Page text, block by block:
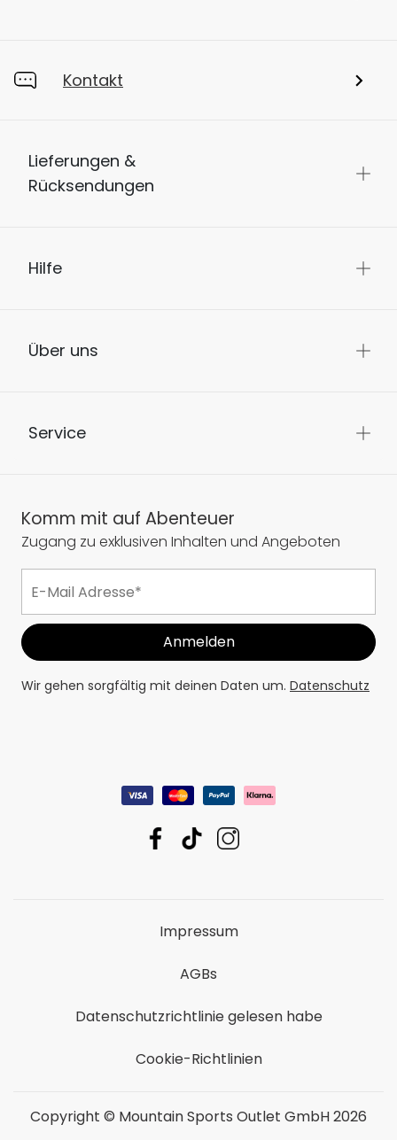
Kontakt
Lieferungen &
Rücksendungen
Hilfe
Über uns
Service
Komm mit auf Abenteuer
Zugang zu exklusiven Inhalten und Angeboten
Wir gehen sorgfältig mit deinen Daten um. Datenschutz
Impressum
AGBs
Datenschutzrichtlinie gelesen habe
Cookie-Richtlinien
Copyright © Mountain Sports Outlet GmbH 2026